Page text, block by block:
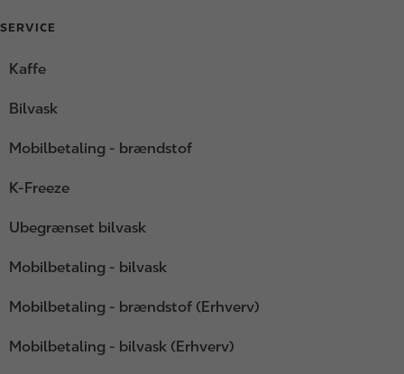
SERVICE
Kaffe
Bilvask
Mobilbetaling - brændstof
K-Freeze
Ubegrænset bilvask
Mobilbetaling - bilvask
Mobilbetaling - brændstof (Erhverv)
Mobilbetaling - bilvask (Erhverv)